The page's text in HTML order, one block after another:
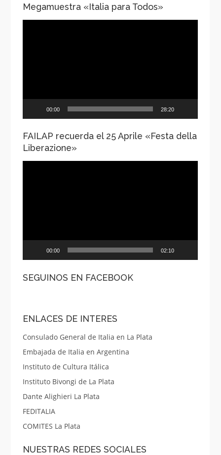
Megamuestra «Italia para Todos»
00:00 28:20
FAILAP recuerda el 25 Aprile «Festa della
Liberazione»
00:00 02:10
SEGUINOS EN FACEBOOK
ENLACES DE INTERES
Consulado General de Italia en La Plata
Embajada de Italia en Argentina
Instituto de Cultura Itálica
Instituto Bivongi de La Plata
Dante Alighieri La Plata
FEDITALIA
COMITES La Plata
NUESTRAS REDES SOCIALES